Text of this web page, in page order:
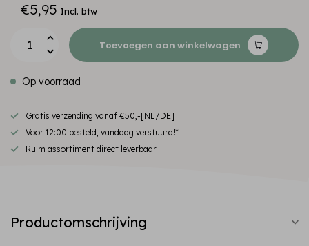
€5,95 Incl. btw
Toevoegen aan winkelwagen
Op voorraad
Gratis verzending vanaf €50,-[NL/DE]
Voor 12:00 besteld, vandaag verstuurd!*
Ruim assortiment direct leverbaar
Productomschrijving